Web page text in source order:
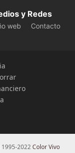
y Redes
web
Contacto
2022Color Vivo